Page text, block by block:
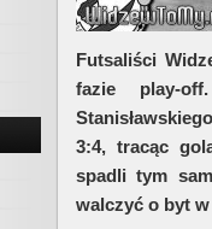
Futsaliści
fazie play-
3:4, tracąc
spadli tym
walczyć o byt